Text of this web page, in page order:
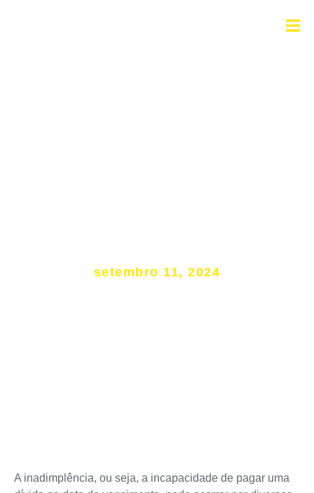
setembro 11, 2024
A inadimplência, ou seja, a incapacidade de pagar uma